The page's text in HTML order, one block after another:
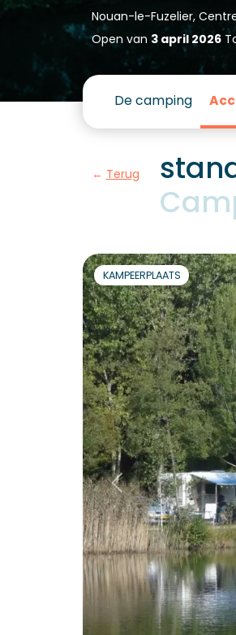
Nouan-le-Fuzelier,
Open van 3 april 2026
De camping
Terug
KAMPEERPLAATS